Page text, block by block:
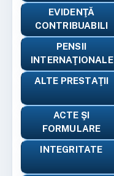
EVIDENŢĂ
CONTRIBUABILI
PENSII
INTERNAŢIONALE
ALTE PRESTAŢII
ACTE ŞI
FORMULARE
INTEGRITATE